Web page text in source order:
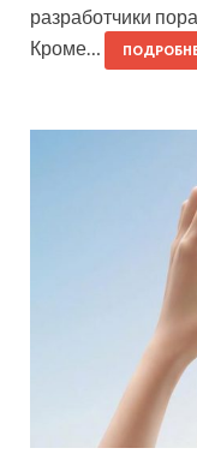
разработчики
Кроме…